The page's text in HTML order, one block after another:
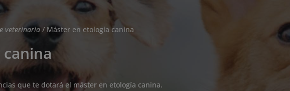
veterinaria/ Máster en etología canina
que te dotará el máster en etología canina.